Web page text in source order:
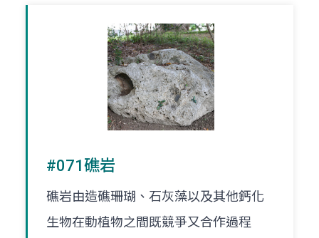
#071礁岩
礁岩由造礁珊瑚、石灰藻以及其他鈣化
生物在動植物之間既競爭又合作過程